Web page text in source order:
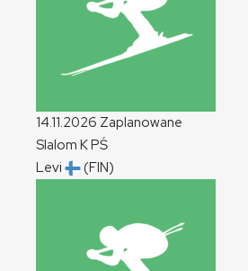
14.11.2026 Zaplanowane
Slalom KPŚ
Levi
(FIN)